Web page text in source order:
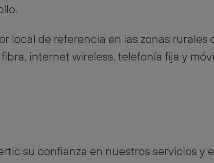
local de referencia en las zonas
internet wireless, telefonía fija y
su confianza en nuestros servicios y